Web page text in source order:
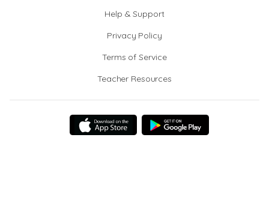
Help & Support
Privacy Policy
Terms of Service
Teacher Resources